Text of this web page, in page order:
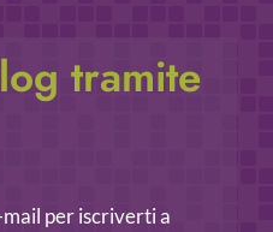
tramite
per iscriverti a